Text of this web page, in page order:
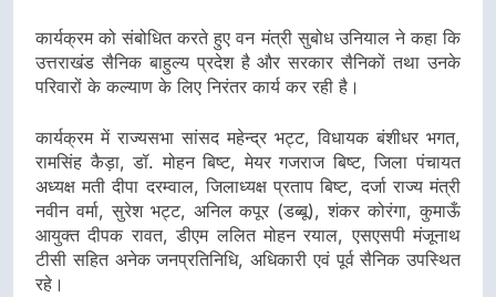
कार्यक्रम को संबोधित करते हुए वन मंत्री सुबोध उनियाल ने कहा कि
उत्तराखंड सैनिक बाहुल्य प्रदेश है और सरकार सैनिकों तथा उनके
परिवारों के कल्याण के लिए निरंतर कार्य कर रही है।
कार्यक्रम में राज्यसभा सांसद महेन्द्र भट्ट, विधायक बंशीधर भगत,
रामसिंह कैड़ा, डॉ. मोहन बिष्ट, मेयर गजराज बिष्ट, जिला पंचायत
अध्यक्ष मती दीपा दरम्वाल, जिलाध्यक्ष प्रताप बिष्ट, दर्जा राज्य मंत्री
नवीन वर्मा, सुरेश भट्ट, अनिल कपूर (डब्बू), शंकर कोरंगा, कुमाऊँ
आयुक्त दीपक रावत, डीएम ललित मोहन रयाल, एसएसपी मंजूनाथ
टीसी सहित अनेक जनप्रतिनिधि, अधिकारी एवं पूर्व सैनिक उपस्थित
रहे।